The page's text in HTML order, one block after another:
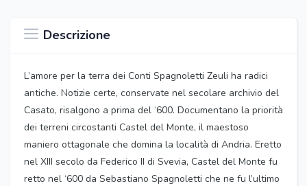
Descrizione
L’amore per la terra dei Conti Spagnoletti Zeuli ha radici
antiche. Notizie certe, conservate nel secolare archivio del
Casato, risalgono a prima del ‘600. Documentano la priorità
dei terreni circostanti Castel del Monte, il maestoso
maniero ottagonale che domina la località di Andria. Eretto
nel XIII secolo da Federico II di Svevia, Castel del Monte fu
retto nel ‘600 da Sebastiano Spagnoletti che ne fu l’ultimo